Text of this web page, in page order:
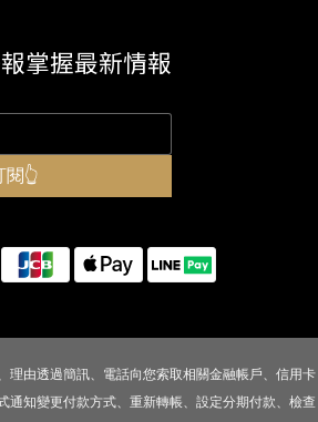
掌握最新情報
閱👆
理由透過簡訊、電話向您索取相關金融帳戶、信用卡
通知變更付款方式、重新轉帳、設定分期付款、檢查